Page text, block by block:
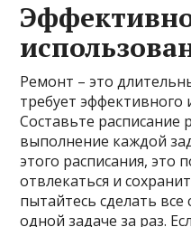
Ремонт – это
требует
Составьте расписание
выполнение каждой
этого расписания, это
отвлекаться и
пытайтесь сделать все
одной задаче за раз.